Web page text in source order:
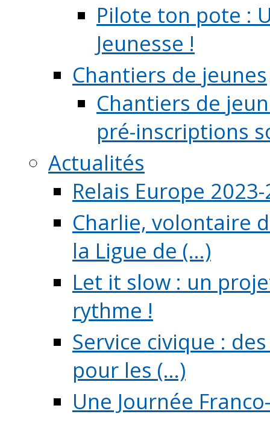
Pilote ton pote :
Jeunesse !
Chantiers de jeunes
Chantiers de
pré-inscriptions
Actualités
Relais Europe
Charlie, volontaire
la Ligue de (...)
Let it slow : un
rythme !
Service civique :
pour les (...)
Une Journée